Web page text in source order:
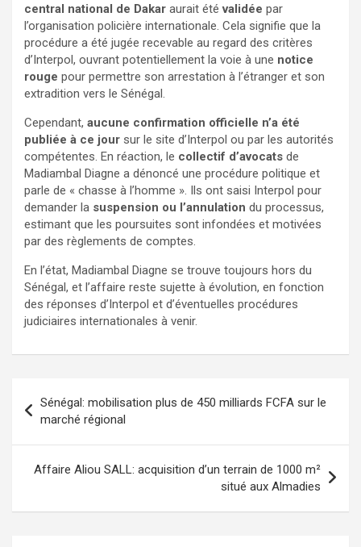
central national de Dakar aurait étévalidée par
l’organisation policière internationale. Cela signifie que la
procédure a été jugée recevable au regard des critères
d’Interpol, ouvrant potentiellement la voie à une notice
rouge pour permettre son arrestation à l’étranger et son
extradition vers le Sénégal.
Cependant, aucune confirmation officielle n’a été
publiée à ce jour sur le site d’Interpol ou par les autorités
compétentes. En réaction, le collectif d’avocats de
Madiambal Diagne a dénoncé une procédure politique et
parle de « chasse à l’homme ». Ils ont saisi Interpol pour
demander la suspension ou l’annulation du processus,
estimant que les poursuites sont infondées et motivées
par des règlements de comptes.
En l’état, Madiambal Diagne se trouve toujours hors du
Sénégal, et l’affaire reste sujette à évolution, en fonction
des réponses d’Interpol et d’éventuelles procédures
judiciaires internationales à venir.
Sénégal: mobilisation plus de 450 milliards FCFA sur le
marché régional
Affaire Aliou SALL: acquisition d’un terrain de 1000 m²
situé aux Almadies